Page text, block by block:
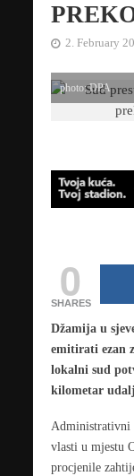
2. February
photo: DPA
0
SHARES
Džamija u
emitirati ezan
lokalni sud
kilometar
Administrativni
vlasti u mjestu
procjenile